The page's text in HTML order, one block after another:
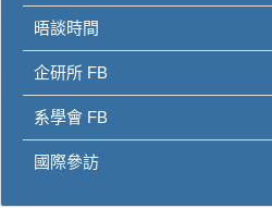
晤談時間
企研所 FB
系學會 FB
國際參訪